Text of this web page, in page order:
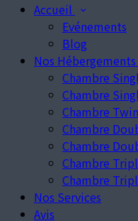
Accueil
Evénements
Blog
Nos Hébergements
Chambre
Chambre
Chambre Twin
Chambre
Chambre
Chambre
Chambre
Nos Services
Avis